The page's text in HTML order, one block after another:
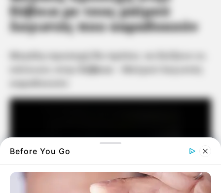
Εύβοια με τους μαϊμού
λογιστές που καραδοκούν
Μεγάλη προσοχή θα πρέπει να δείξουν οι
Εύβοια
Before You Go